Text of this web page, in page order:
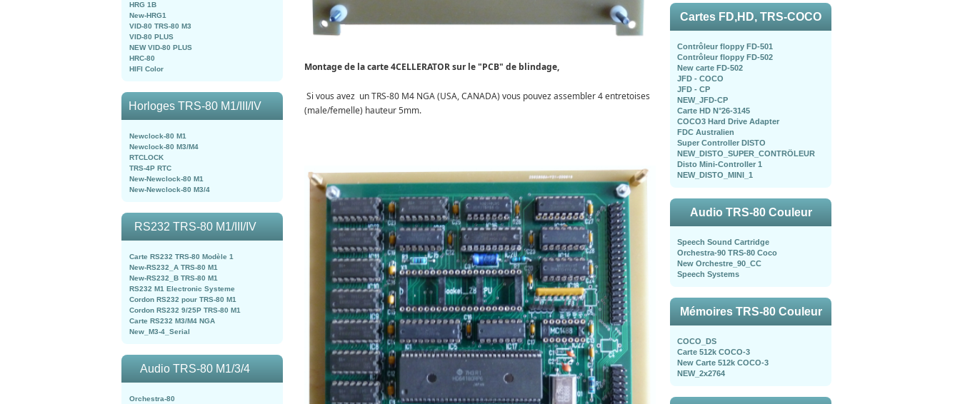
HRG 1B
New-HRG1
VID-80 TRS-80 M3
VID-80 PLUS
NEW VID-80 PLUS
HRC-80
HIFI Color
Horloges TRS-80 M1/III/IV
Newclock-80 M1
Newclock-80 M3/M4
RTCLOCK
TRS-4P RTC
New-Newclock-80 M1
New-Newclock-80 M3/4
RS232 TRS-80 M1/III/IV
Carte RS232 TRS-80 Modèle 1
New-RS232_A TRS-80 M1
New-RS232_B TRS-80 M1
RS232 M1 Electronic Systeme
Cordon RS232 pour TRS-80 M1
Cordon RS232 9/25P TRS-80 M1
Carte RS232 M3/M4 NGA
New_M3-4_Serial
Audio TRS-80 M1/3/4
Orchestra-80
Montage de la carte 4CELLERATOR sur le "PCB" de blindage,
Si vous avez un TRS-80 M4 NGA (USA, CANADA) vous pouvez assembler 4 entretoises
(male/femelle) hauteur 5mm.
Cartes FD,HD, TRS-COCO
Contrôleur floppy FD-501
Contrôleur floppy FD-502
New carte FD-502
JFD - COCO
JFD - CP
NEW_JFD-CP
Carte HD N°26-3145
COCO3 Hard Drive Adapter
FDC Australien
Super Controller DISTO
NEW_DISTO_SUPER_CONTRÖLEUR
Disto Mini-Controller 1
NEW_DISTO_MINI_1
Audio TRS-80 Couleur
Speech Sound Cartridge
Orchestra-90 TRS-80 Coco
New Orchestre_90_CC
Speech Systems
Mémoires TRS-80 Couleur
COCO_DS
Carte 512k COCO-3
New Carte 512k COCO-3
NEW_2x2764